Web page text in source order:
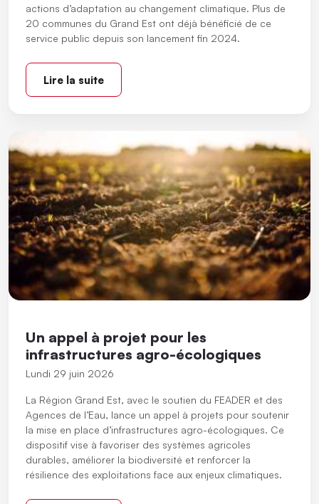
actions d’adaptation au changement climatique. Plus de
20 communes du Grand Est ont déjà bénéficié de ce
service public depuis son lancement fin 2024.
Lire la suite
Un appel à projet pour les
infrastructures agro-écologiques
Lundi 29 juin 2026
La Région Grand Est, avec le soutien du FEADER et des
Agences de l’Eau, lance un appel à projets pour soutenir
la mise en place d’infrastructures agro-écologiques. Ce
dispositif vise à favoriser des systèmes agricoles
durables, améliorer la biodiversité et renforcer la
résilience des exploitations face aux enjeux climatiques.